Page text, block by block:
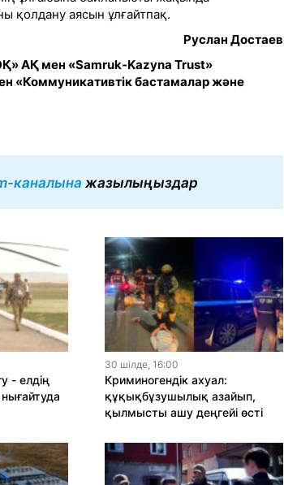
қолдану аясын ұлғайтпақ.
Руслан Достаев
АҚ мен «Samruk-Kazyna Trust»
«Коммуникативтік бастамалар және
каналына жазылыңыздар
- елдің
30 шiлде, 16:00
Криминогендік ахуал:
құқықбұзушылық азайып,
қылмысты ашу деңгейі өсті